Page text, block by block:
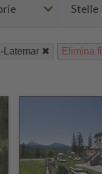
Stelle
Latemar Elimina